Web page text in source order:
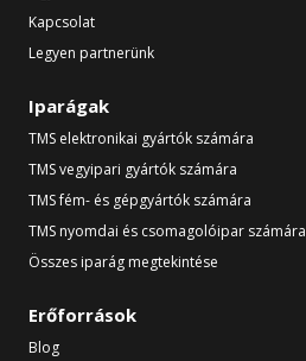
Kapcsolat
Legyen partnerünk
Iparágak
TMS elektronikai gyártók számára
TMS vegyipari gyártók számára
TMS fém- és gépgyártók számára
TMS nyomdai és csomagolóipar számára
Összes iparág megtekintése
Erőforrások
Blog